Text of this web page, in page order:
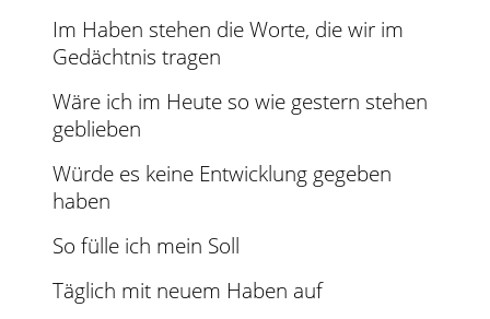
Im Haben stehen die Worte, die wir im
Gedächtnis tragen
Wäre ich im Heute so wie gestern stehen
geblieben
Würde es keine Entwicklung gegeben
haben
So fülle ich mein Soll
Täglich mit neuem Haben auf